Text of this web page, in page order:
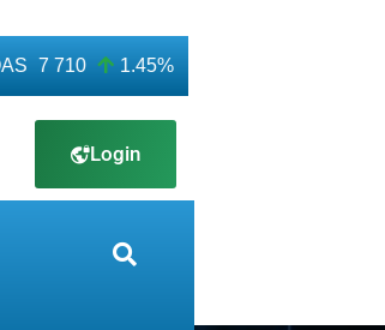
7 710 1.45% CABC
Login